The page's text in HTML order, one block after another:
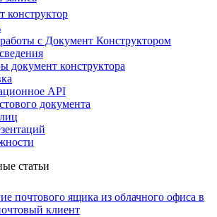
конструктор
с Документ Конструктором
документ конструктора
API
документа
статьи
почтового ящика из облачного офиса в
клиент